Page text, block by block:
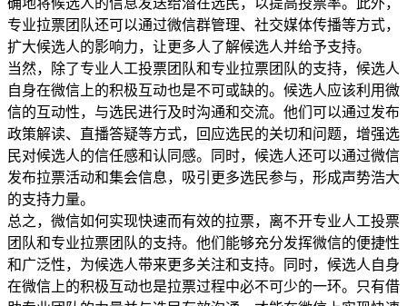
专业拉票团队还可以通过微信群管理、社交媒体传播等方式，
扩大候选人的影响力，让更多人了解候选人并给予支持。
当然，除了专业人工投票团队和专业拉票团队的支持，候选人
自身在微信上的积极互动也是不可或缺的。候选人应该利用微
信的互动性，与选民进行及时沟通和交流。他们可以通过发布
政策解读、直播答疑等方式，回应选民的关切和问题，增强选
民对候选人的信任感和认同感。同时，候选人还可以通过微信
发布拉票活动和集会信息，吸引更多选民参与，形成声势浩大
的支持力量。
总之，微信如何实现快速而有效的拉票，离不开专业人工投票
团队和专业拉票团队的支持。他们能够充分发挥微信的便捷性
和广泛性，为候选人带来更多关注和支持。同时，候选人自身
在微信上的积极互动也是拉票过程中必不可少的一环。只有借